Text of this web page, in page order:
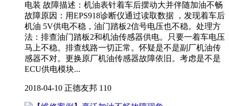
电装 故障描述：机油表针着车后摆动大并伴随加油不畅
故障原因：用EPS918诊断仪通过读取数据 ，发现着车后
机油 5V供电不稳，油门踏板2信号电压也不稳。处理方
法：排查油门踏板2和机油传感器供电。只要一着车电压
马上不稳。排查线路一切正常。怀疑是不是副厂机油传
感器不对。更换原厂机油传感器故障依旧。考虑是不是
ECU供电模块...
2018-04-10 正德友邦 110